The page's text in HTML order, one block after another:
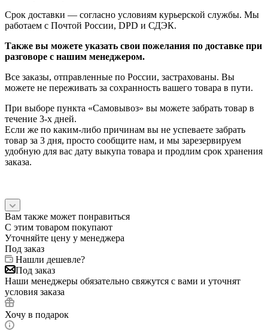
Срок доставки — согласно условиям курьерской службы. Мы
работаем с Почтой России, DPD и СДЭК.
Также вы можете указать свои пожелания по доставке при
разговоре с нашим менеджером.
Все заказы, отправленные по России, застрахованы. Вы
можете не переживать за сохранность вашего товара в пути.
При выборе пункта «Самовывоз» вы можете забрать товар в
течение 3-х дней.
Если же по каким-либо причинам вы не успеваете забрать
товар за 3 дня, просто сообщите нам, и мы зарезервируем
удобную для вас дату выкупа товара и продлим срок хранения
заказа.
Вам также может понравиться
С этим товаром покупают
Уточняйте цену у менеджера
Под заказ
Нашли дешевле?
Под заказ
Наши менеджеры обязательно свяжутся с вами и уточнят
условия заказа
Хочу в подарок